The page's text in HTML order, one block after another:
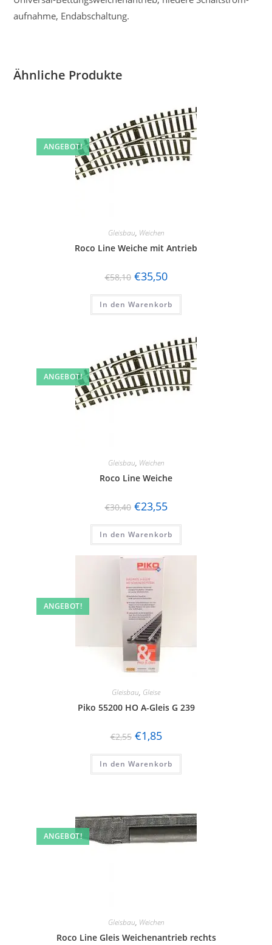
aufnahme, Endabschaltung.
Ähnliche Produkte
ANGEBOT!
Gleisbau, Weichen
Roco Line Weiche mit Antrieb
€58,10 €35,50
In den Warenkorb
ANGEBOT!
Gleisbau, Weichen
Roco Line Weiche
€30,40 €23,55
In den Warenkorb
ANGEBOT!
Gleisbau, Gleise
Piko 55200 HO A-Gleis G 239
€2,55 €1,85
In den Warenkorb
ANGEBOT!
Gleisbau, Weichen
Roco Line Gleis Weichenantrieb rechts